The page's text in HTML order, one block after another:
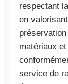
respectant
en
matériaux
service de